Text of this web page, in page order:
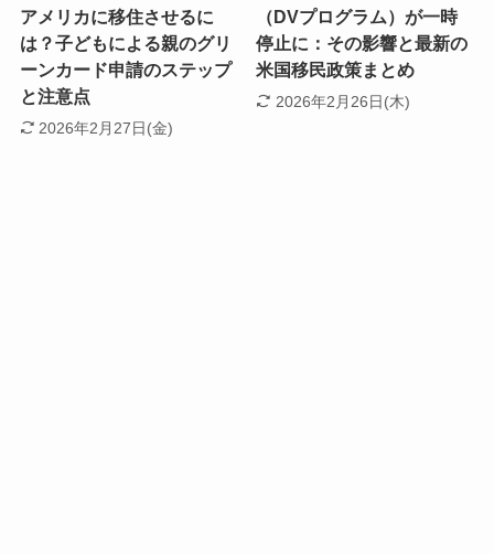
アメリカに移住させるに
は？子どもによる親のグリ
ーンカード申請のステップ
と注意点
2026年2月27日(金)
（DVプログラム）が一時
停止に：その影響と最新の
米国移民政策まとめ
2026年2月26日(木)